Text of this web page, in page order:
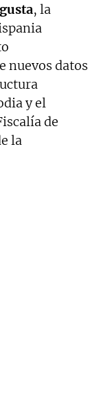
, la
nuevos datos
y el
de
la